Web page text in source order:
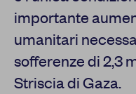
importante
umanitari
sofferenze di 2,3
Striscia di Gaza.